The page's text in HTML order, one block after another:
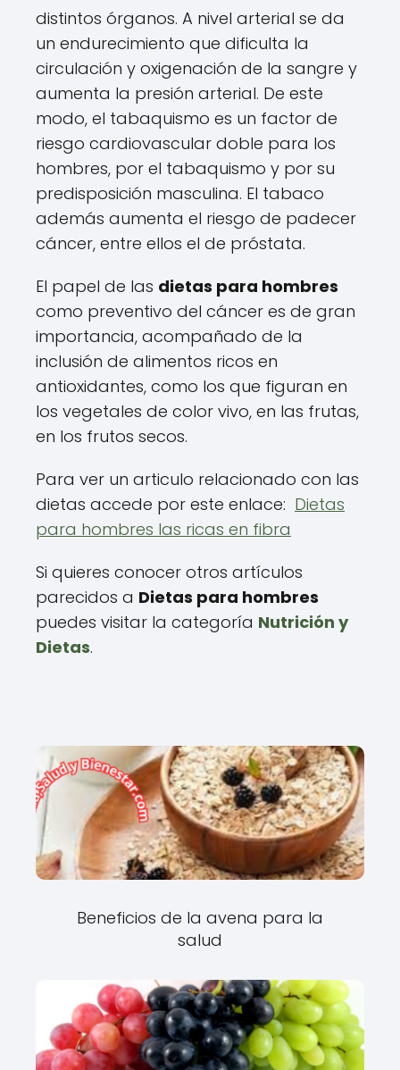
distintos órganos. A nivel arterial se da
un endurecimiento que dificulta la
circulación y oxigenación de la sangre y
aumenta la presión arterial. De este
modo, el tabaquismo es un factor de
riesgo cardiovascular doble para los
hombres, por el tabaquismo y por su
predisposición masculina. El tabaco
además aumenta el riesgo de padecer
cáncer, entre ellos el de próstata.
El papel de las dietas para hombres
como preventivo del cáncer es de gran
importancia, acompañado de la
inclusión de alimentos ricos en
antioxidantes, como los que figuran en
los vegetales de color vivo, en las frutas,
en los frutos secos.
Para ver un articulo relacionado con las
dietas accede por este enlace: Dietas
para hombres las ricas en fibra
Si quieres conocer otros artículos
parecidos a Dietas para hombres
puedes visitar la categoría Nutrición y
Dietas.
Beneficios de la avena para la
salud